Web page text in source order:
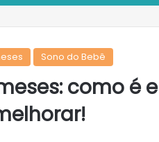
Sono do Bebê
como é